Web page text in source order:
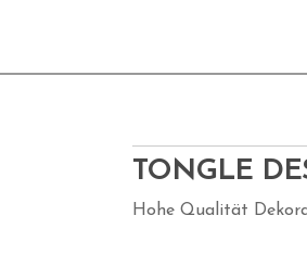
TONGLE
Hohe Qualität